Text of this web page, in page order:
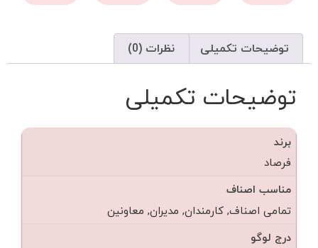
توضیحات تکمیلی نظرات (0)
توضیحات تکمیلی
برند
فرصاد
مناسب اصناف
تمامی اصناف, کارمندان, مدیران, معاونین
درج لوگو